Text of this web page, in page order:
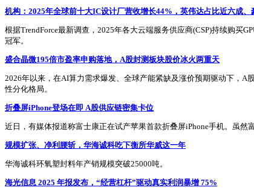
机构：2025年全球前十大IC设计厂营收增长44%，英伟达占比近六成、
根据TrendForce最新调查，2025年各大云端服务供应商(CSP)持续购买
冠军。
盛合晶微195倍市盈率申购落地，A股封测板块股价冰火两重天
2026年以来，在AI算力需求爆发、全球产能紧缺及涨价预期驱动下，
性分化格局。
折叠屏iPhone登场在即 A股供应链密集卡位
近日，有媒体报道称富士康正在试产苹果首款折叠屏iPhone手机。虽
规模扩张、净利腰斩，华海诚科吃下衡所华威这一年
华海诚科环氧塑封料年产销规模突破25000吨。
海光信息 2025 年报发布，“经营杠杆”驱动真实利润暴增 75%